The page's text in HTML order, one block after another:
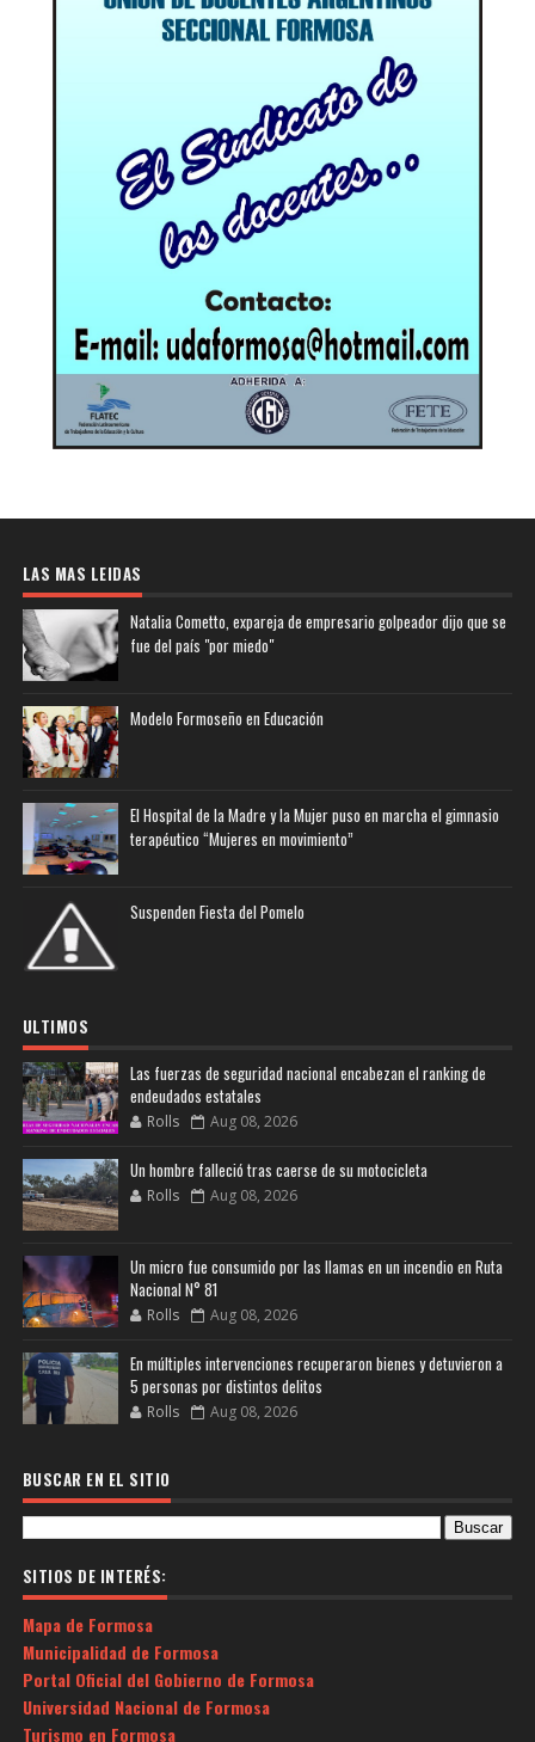
LAS MAS LEIDAS
Natalia Cometto, expareja de empresario golpeador dijo que se
fue del país "por miedo"
Modelo Formoseño en Educación
El Hospital de la Madre y la Mujer puso en marcha el gimnasio
terapéutico “Mujeres en movimiento”
Suspenden Fiesta del Pomelo
ULTIMOS
Las fuerzas de seguridad nacional encabezan el ranking de
endeudados estatales
Rolls Aug 08, 2026
Un hombre falleció tras caerse de su motocicleta
Rolls Aug 08, 2026
Un micro fue consumido por las llamas en un incendio en Ruta
Nacional N° 81
Rolls Aug 08, 2026
En múltiples intervenciones recuperaron bienes y detuvieron a
5 personas por distintos delitos
Rolls Aug 08, 2026
BUSCAR EN EL SITIO
SITIOS DE INTERÉS:
Mapa de Formosa
Municipalidad de Formosa
Portal Oficial del Gobierno de Formosa
Universidad Nacional de Formosa
Turismo en Formosa